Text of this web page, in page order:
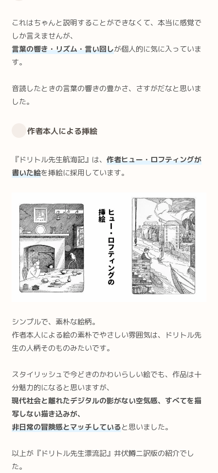
これはちゃんと説明することができなくて、本当に感覚で
しか言えませんが、
言葉の響き・リズム・言い回しが個人的に気に入っていま
す。
音読したときの言葉の響きの豊かさ、さすがだなと思いま
した。
作者本人による挿絵
『ドリトル先生航海記』は、 作者ヒュー・ロフティングが
書いた絵を挿絵に採用しています。
シンプルで、素朴な絵柄。
作者本人による絵の素朴でやさしい雰囲気は、ドリトル先
生の人柄そのものみたいです。
スタイリッシュで今どきのかわいらしい絵でも、作品は十
分魅力的になると思いますが、
現代社会と離れたデジタルの影がない空気感、すべてを描
写しない描き込みが、
非日常の冒険感とマッチしていると思いました。
以上が『ドリトル先生漂流記』井伏鱒二訳版の紹介でし
た。